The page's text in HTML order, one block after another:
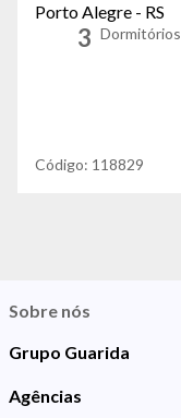
Porto Alegre - RS
3 Dormitórios
Código: 118829
Sobre nós
Grupo Guarida
Agências